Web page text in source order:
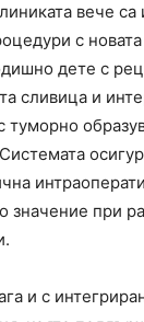
вече
с
дете с
сливица и
туморно
значение при
и с